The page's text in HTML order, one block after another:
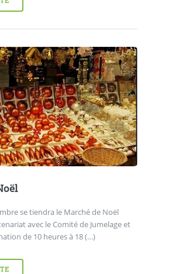
se tiendra le Marché de Noël
avec le Comité de Jumelage et
de 10 heures à 18 (…)